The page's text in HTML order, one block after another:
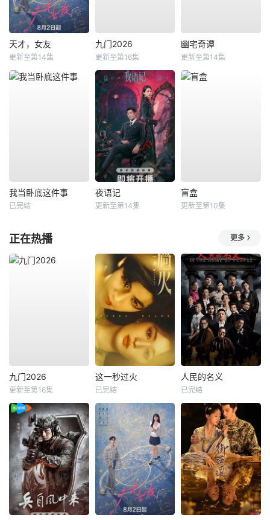
天才，女友
更新至第14集
九门2026
更新至第16集
幽宅奇谭
更新至第14集
我当卧底这件事
已完结
夜语记
更新至第14集
盲盒
更新至第10集
正在热播 更多
九门2026
更新至第16集
这一秒过火
已完结
人民的名义
已完结